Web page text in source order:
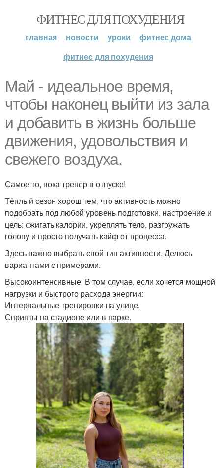
ФИТНЕС ДЛЯ ПОХУДЕНИЯ
главная новости уроки
фитнес дома
фитнес для похудения
Май - идеальное время,
чтобы наконец выйти из зала
и добавить в жизнь больше
движения, удовольствия и
свежего воздуха.
Самое то, пока тренер в отпуске!
Тёплый сезон хорош тем, что активность можно
подобрать под любой уровень подготовки, настроение и
цель: сжигать калории, укреплять тело, разгружать
голову и просто получать кайф от процесса.
Здесь важно выбрать свой тип активности. Делюсь
вариантами с примерами.
Высокоинтенсивные. В том случае, если хочется мощной
нагрузки и быстрого расхода энергии:
Интервальные тренировки на улице.
Спринты на стадионе или в парке.